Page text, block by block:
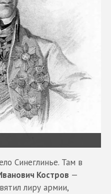
Синеглинье. Там в
Костров —
лиру армии,